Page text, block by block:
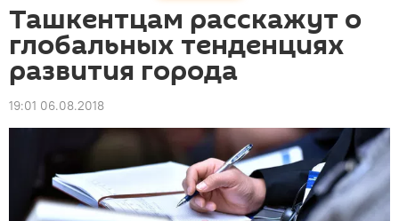
Ташкентцам расскажут о
глобальных тенденциях
развития города
19:01 06.08.2018